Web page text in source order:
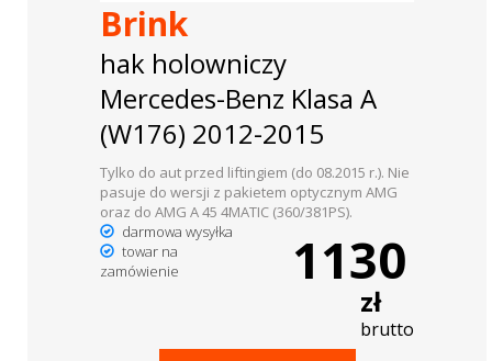
Brink
hak holowniczy
Mercedes-Benz Klasa A
(W176) 2012-2015
Tylko do aut przed liftingiem (do 08.2015 r.). Nie
pasuje do wersji z pakietem optycznym AMG
oraz do AMG A 45 4MATIC (360/381PS).
darmowa wysyłka
towar na
zamówienie
1130
zł
brutto